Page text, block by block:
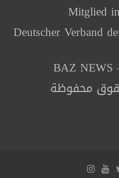
Mitglied
Deutscher Verband
© 2026 BAZ